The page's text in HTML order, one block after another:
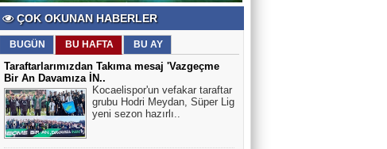
ÇOK OKUNAN HABERLER
BUGÜN BU HAFTA BU AY
Taraftarlarımızdan Takıma mesaj 'Vazgeçme
Bir An Davamıza İN..
Kocaelispor'un vefakar taraftar
grubu Hodri Meydan, Süper Lig
yeni sezon hazırlı..